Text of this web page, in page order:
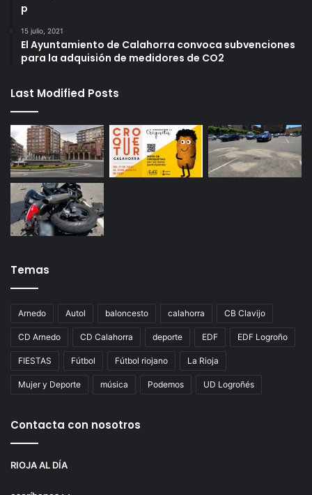
p
15 julio, 2021
El Ayuntamiento de Calahorra convoca subvenciones
para la adquisión de medidores de CO2
Last Modified Posts
Temas
Arnedo Autol baloncesto calahorra CB Clavijo
CD Arnedo CD Calahorra deporte EDF EDF Logroño
FIESTAS Fútbol Fútbol riojano La Rioja
Mujer y Deporte música Podemos UD Logroñés
Contacta con nosotros
RIOJA AL DÍA